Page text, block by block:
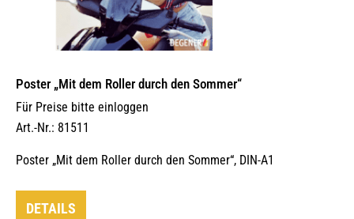
Poster „Mit dem Roller durch den Sommer“
Für Preise bitte einloggen
Art.-Nr.: 81511
Poster „Mit dem Roller durch den Sommer“, DIN-A1
DETAILS